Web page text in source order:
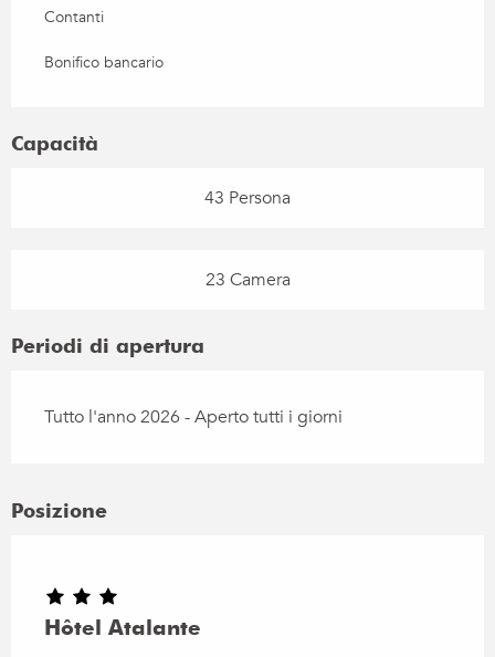
Contanti
Bonifico bancario
Capacità
43 Persona
23 Camera
Periodi di apertura
Tutto l'anno 2026 - Aperto tutti i giorni
Posizione
Hôtel Atalante